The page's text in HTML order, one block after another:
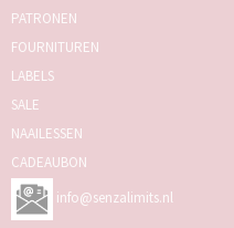
PATRONEN
FOURNITUREN
LABELS
SALE
NAAILESSEN
CADEAUBON
info@senzalimits.nl